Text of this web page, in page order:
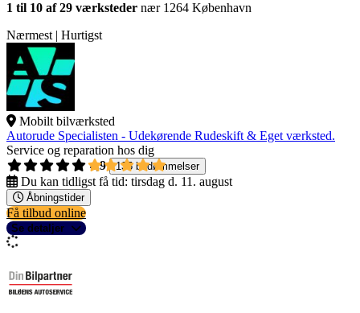
1 til 10 af 29 værksteder nær 1264 København
Nærmest | Hurtigst
Mobilt bilværksted
Autorude Specialisten - Udekørende Rudeskift & Eget værksted.
Service og reparation hos dig
4,9
135 bedømmelser
Du kan tidligst få tid: tirsdag d. 11. august
Åbningstider
Få tilbud online
Se detaljer